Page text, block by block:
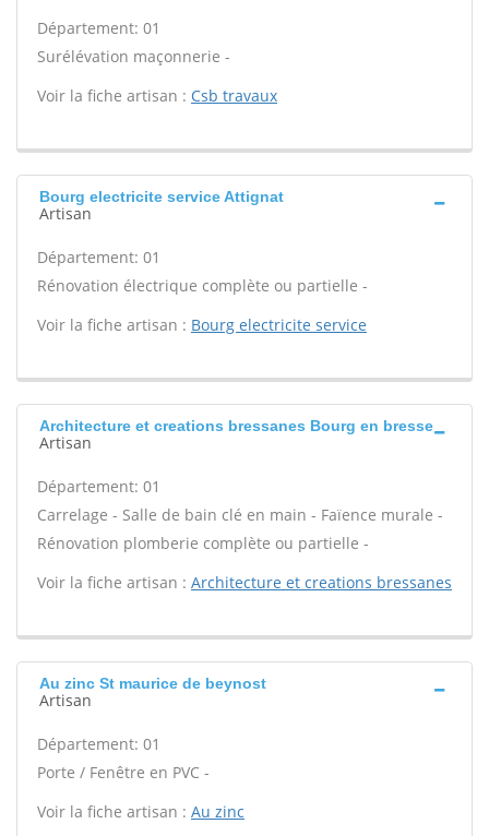
Département: 01
Surélévation maçonnerie -
Voir la fiche artisan : Csb travaux
Bourg electricite service Attignat
Artisan
Département: 01
Rénovation électrique complète ou partielle -
Voir la fiche artisan : Bourg electricite service
Architecture et creations bressanes Bourg en bresse
Artisan
Département: 01
Carrelage - Salle de bain clé en main - Faïence murale -
Rénovation plomberie complète ou partielle -
Voir la fiche artisan : Architecture et creations bressanes
Au zinc St maurice de beynost
Artisan
Département: 01
Porte / Fenêtre en PVC -
Voir la fiche artisan : Au zinc